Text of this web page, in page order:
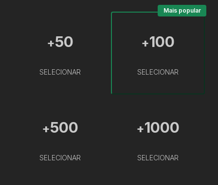
+50
SELECIONAR
+100
SELECIONAR
Mais popular
+500
SELECIONAR
+1000
SELECIONAR